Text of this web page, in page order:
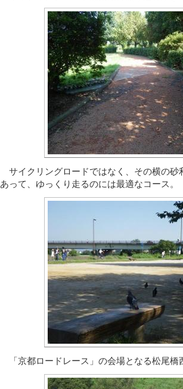
サイクリングロードではなく、その横の砂
あって、ゆっくり走るのには最適なコース。
「京都ロードレース」の会場となる松尾橋